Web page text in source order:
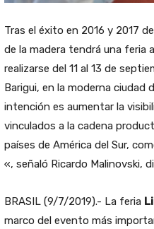
Tras el éxito en 2016 y 2017
de la madera tendrá una feria
realizarse del 11 al 13 de
Barigui, en la moderna ciudad
intención es aumentar la
vinculados a la cadena
países de América del Sur,
«, señaló Ricardo Malinovski,
BRASIL (9/7/2019).- La feria
marco del evento más